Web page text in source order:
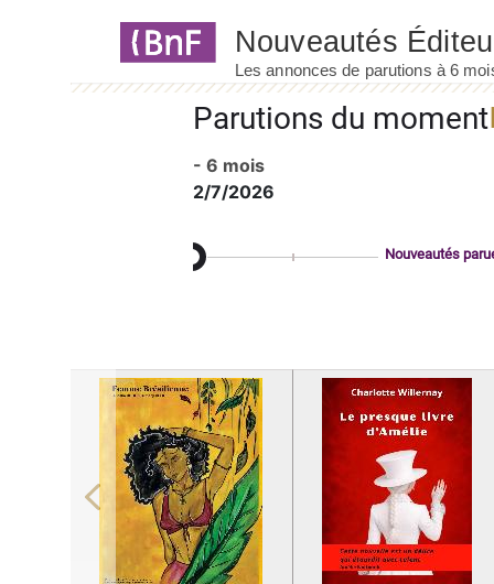
Parutions du moment
- 6 mois
2/7/2026
Nouveautés
Previous